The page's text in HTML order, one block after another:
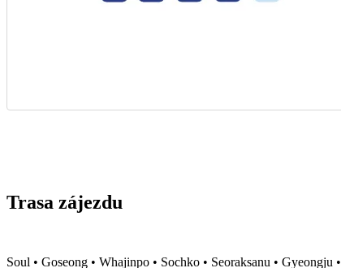
Trasa zájezdu
Soul • Goseong • Whajinpo • Sochko • Seoraksanu • Gyeongju •